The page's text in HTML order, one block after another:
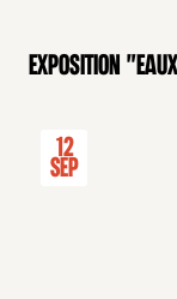
Exposition
12
Sep